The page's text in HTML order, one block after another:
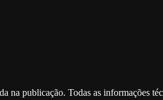
na publicação. Todas as informações